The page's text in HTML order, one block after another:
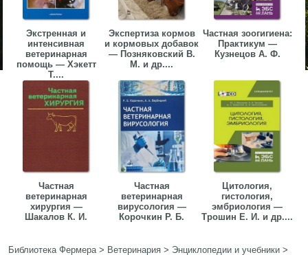
Экстренная и
интенсивная
ветеринарная
помощь — Хэкетт
Т....
Экспертиза кормов
и кормовых добавок
— Позняковский В.
М. и др....
Частная зоогигиена:
Практикум —
Кузнецов А. Ф.
Частная
ветеринарная
хирургия —
Шакалов К. И.
Частная
ветеринарная
вирусология —
Корочкин Р. Б.
Цитология,
гистология,
эмбриология —
Трошин Е. И. и др....
Библиотека Фермера> Ветеринария > Энциклопедии и учебники >